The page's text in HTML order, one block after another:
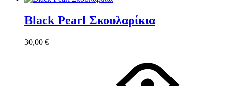
Black Pearl Σκουλαρίκια
30,00 €